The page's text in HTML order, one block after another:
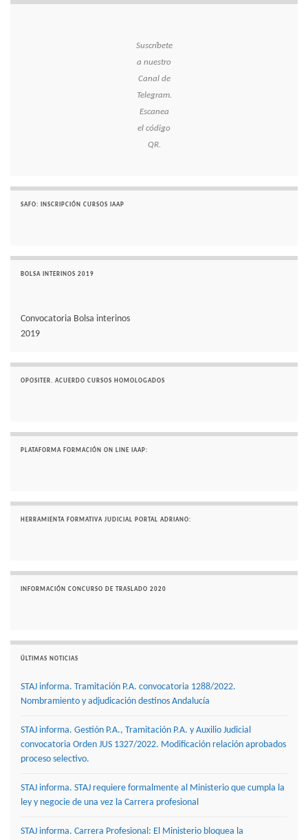
Suscríbete
a nuestro
Canal de
Telegram.
Escanea
el código
QR.
SAFO: INSCRIPCIÓN CURSOS IAAP
BOLSA INTERINOS 2019
Convocatoria Bolsa interinos
2019
OPOSITER. ACUERDO CURSOS HOMOLOGADOS
PLATAFORMA FORMACIÓN ON LINE IAAP:
HERRAMIENTA FORMATIVA JUDICIAL PORTAL ADRIANO:
INFORMACIÓN CONCURSO DE TRASLADO 2020
ÚLTIMAS NOTICIAS
STAJ informa. Tramitación P.A. convocatoria 1288/2022.
Nombramiento y adjudicación destinos Andalucía
STAJ informa. Gestión P.A., Tramitación P.A. y Auxilio Judicial
convocatoria Orden JUS 1327/2022. Modificación relación aprobados
proceso selectivo.
STAJ informa. STAJ requiere formalmente al Ministerio que cumpla la
ley y negocie de una vez la Carrera profesional
STAJ informa. Carrera Profesional: El Ministerio bloquea la